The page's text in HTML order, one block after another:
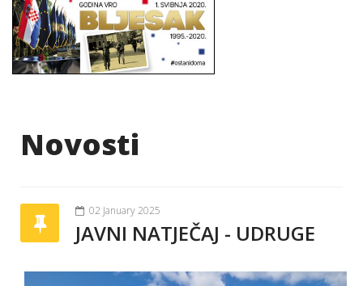
Novosti
02 January 2025
JAVNI NATJEČAJ - UDRUGE